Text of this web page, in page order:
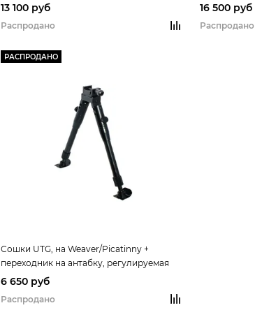
13 100 руб
Распродано
16 500 руб
Распродано
РАСПРОДАНО
Сошки UTG, на Weaver/Picatinny +
переходник на антабку, регулируемая
высота 23-28см
6 650 руб
Распродано